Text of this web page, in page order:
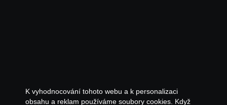
K vyhodnocování tohoto webu a k personalizaci
obsahu a reklam používáme soubory cookies. Když